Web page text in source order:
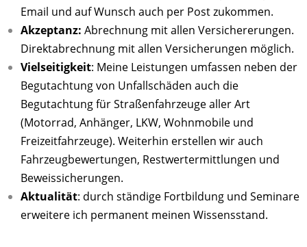
Email und auf Wunsch auch per Post zukommen.
Akzeptanz: Abrechnung mit allen Versichererungen.
Direktabrechnung mit allen Versicherungen möglich.
Vielseitigkeit: Meine Leistungen umfassen neben der
Begutachtung von Unfallschäden auch die
Begutachtung für Straßenfahrzeuge aller Art
(Motorrad, Anhänger, LKW, Wohnmobile und
Freizeitfahrzeuge). Weiterhin erstellen wir auch
Fahrzeugbewertungen, Restwertermittlungen und
Beweissicherungen.
Aktualität: durch ständige Fortbildung und Seminare
erweitere ich permanent meinen Wissensstand.